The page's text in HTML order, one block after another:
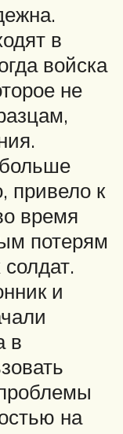
в
войска
не
привело к
время
потерям
и
в
на